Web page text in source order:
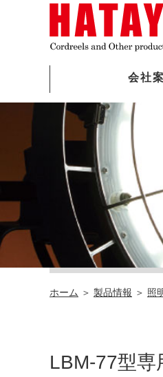
会社
ごあいさつ
年表
コードリール
電圧変換器
カタログ
製品の修理について
生産完了・廃番製品
新卒採用情報
職場環境
ホーム ＞ 製品情報 ＞ 照
LBM-77型